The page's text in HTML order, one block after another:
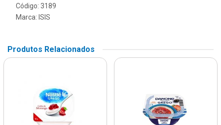
Código: 3189
Marca: ISIS
Produtos Relacionados